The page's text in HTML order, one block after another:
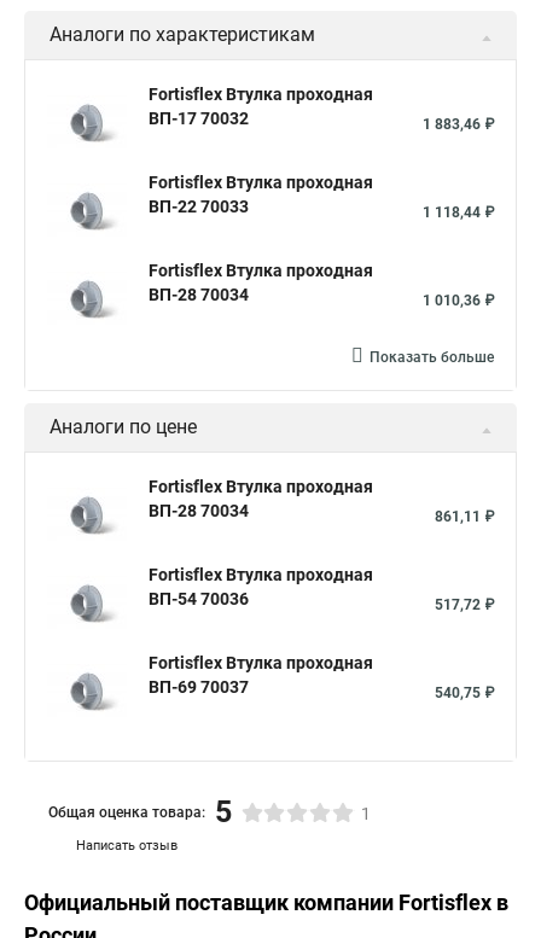
Аналоги по характеристикам
Fortisflex Втулка проходная
ВП-17 70032
1 883,46 ₽
Fortisflex Втулка проходная
ВП-22 70033
1 118,44 ₽
Fortisflex Втулка проходная
ВП-28 70034
1 010,36 ₽
Показать больше
Аналоги по цене
Fortisflex Втулка проходная
ВП-28 70034
861,11 ₽
Fortisflex Втулка проходная
ВП-54 70036
517,72 ₽
Fortisflex Втулка проходная
ВП-69 70037
540,75 ₽
Написать отзыв
Общая оценка товара: 5 1
Официальный поставщик компании Fortisflex в